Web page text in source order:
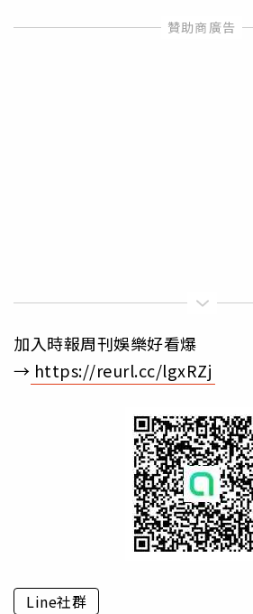
加入時報周刊娛樂好看爆
→ https://reurl.cc/lgxRZj
Line社群